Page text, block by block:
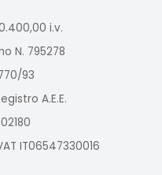
i.v.
N. 795278
93
A.E.E.
IT06547330016